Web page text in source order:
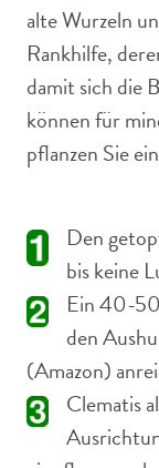
alte Wurzeln
Rankhilfe,
damit sich die
können für
pflanzen Sie
Den
bis keine
Ein 40-
den
(Amazon)
Clematis